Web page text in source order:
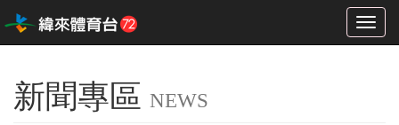
Toggle
新聞專區 NEWS